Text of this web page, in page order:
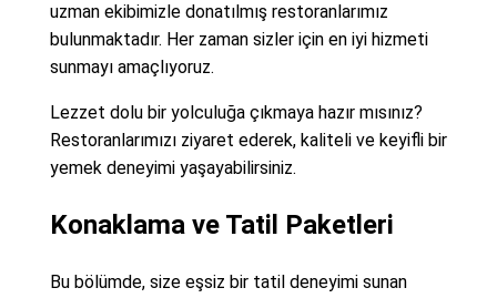
uzman ekibimizle donatılmış restoranlarımız
bulunmaktadır. Her zaman sizler için en iyi hizmeti
sunmayı amaçlıyoruz.
Lezzet dolu bir yolculuğa çıkmaya hazır mısınız?
Restoranlarımızı ziyaret ederek, kaliteli ve keyifli bir
yemek deneyimi yaşayabilirsiniz.
Konaklama ve Tatil Paketleri
Bu bölümde, size eşsiz bir tatil deneyimi sunan